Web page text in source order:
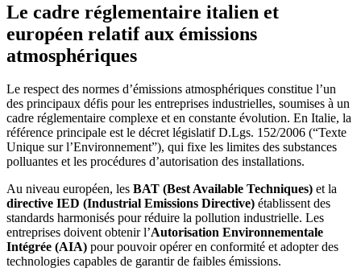
Le cadre réglementaire italien et
européen relatif aux émissions
atmosphériques
Le respect des normes d’émissions atmosphériques constitue l’un
des principaux défis pour les entreprises industrielles, soumises à un
cadre réglementaire complexe et en constante évolution. En Italie, la
référence principale est le décret législatif D.Lgs. 152/2006 (“Texte
Unique sur l’Environnement”), qui fixe les limites des substances
polluantes et les procédures d’autorisation des installations.
Au niveau européen, les BAT (Best Available Techniques) et la
directive IED (Industrial Emissions Directive) établissent des
standards harmonisés pour réduire la pollution industrielle. Les
entreprises doivent obtenir l’Autorisation Environnementale
Intégrée (AIA) pour pouvoir opérer en conformité et adopter des
technologies capables de garantir de faibles émissions.